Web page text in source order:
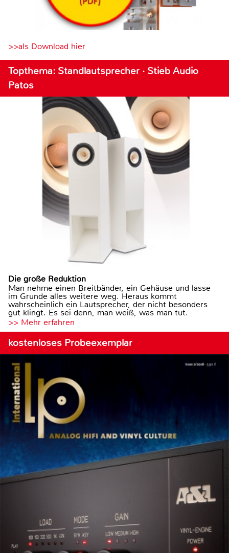
>>als Download hier
Topthema: Standlautsprecher · Stieb Audio
Patos
Die große Reduktion
Man nehme einen Breitbänder, ein Gehäuse und lasse
im Grunde alles weitere weg. Heraus kommt
wahrscheinlich ein Lautsprecher, der nicht besonders
gut klingt. Es sei denn, man weiß, was man tut.
>> Mehr erfahren
kostenloses Probeexemplar